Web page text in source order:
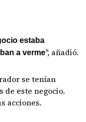
estaba
a verme", añadió.
se tenían
de este negocio.
acciones.